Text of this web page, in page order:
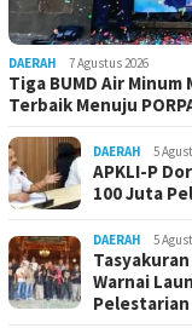
DAERAH 7 Agustus 2026
Tiga BUMD Air
Terbaik Menuju
DAERAH 5
APKLI-P
100 Juta
DAERAH 5
Warnai
Pelestarian